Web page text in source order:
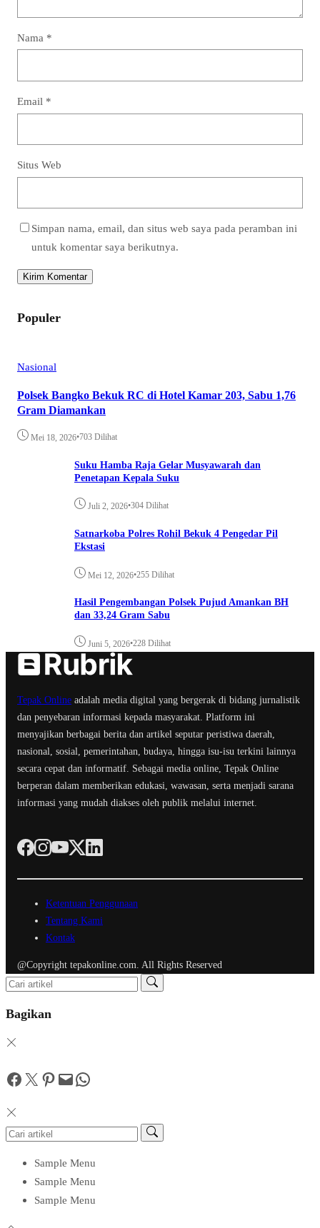
Nama *
Email *
Situs Web
Simpan nama, email, dan situs web saya pada peramban ini
untuk komentar saya berikutnya.
Populer
Nasional
Polsek Bangko Bekuk RC di Hotel Kamar 203, Sabu 1,76
Gram Diamankan
Mei 18, 2026•703 Dilihat
Suku Hamba Raja Gelar Musyawarah dan
Penetapan Kepala Suku
Juli 2, 2026•304 Dilihat
Satnarkoba Polres Rohil Bekuk 4 Pengedar Pil
Ekstasi
Mei 12, 2026•255 Dilihat
Hasil Pengembangan Polsek Pujud Amankan BH
dan 33,24 Gram Sabu
Juni 5, 2026•228 Dilihat
Tepak Online adalah media digital yang bergerak di bidang jurnalistik
dan penyebaran informasi kepada masyarakat. Platform ini
menyajikan berbagai berita dan artikel seputar peristiwa daerah,
nasional, sosial, pemerintahan, budaya, hingga isu-isu terkini lainnya
secara cepat dan informatif. Sebagai media online, Tepak Online
berperan dalam memberikan edukasi, wawasan, serta menjadi sarana
informasi yang mudah diakses oleh publik melalui internet.
Ketentuan Penggunaan
Tentang Kami
Kontak
@Copyright tepakonline.com. All Rights Reserved
Bagikan
Facebook
Twitter
Pinterest
MailWhatsApp
Sample Menu
Sample Menu
Sample Menu